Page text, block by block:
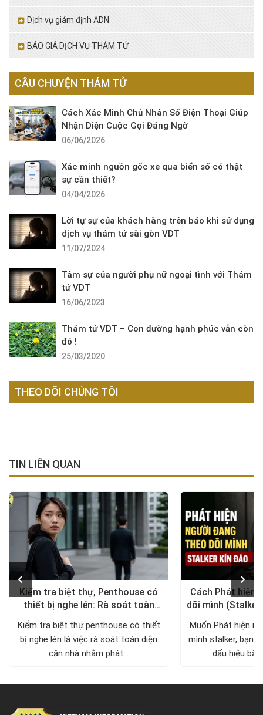
Dịch vụ giám định ADN
BÁO GIÁ DỊCH VỤ THÁM TỬ
CÂU CHUYỆN THÁM TỬ
Cách Xác Minh Chủ Nhân Số Điện Thoại Giúp
Nhận Diện Cuộc Gọi Đáng Ngờ
06/06/2026
Xác minh nguồn gốc xe qua biển số có thật
sự cần thiết?
04/04/2026
Lời tự sự của khách hàng trên báo khi sử dụng
dịch vụ thám tử sài gòn VDT
11/07/2024
Tâm sự của người phụ nữ ngoại tình với Thám
tử VDT
16/06/2023
Thám tử VDT – Con đường hạnh phúc vẫn còn
đó !
25/03/2020
THEO DÕI CHÚNG TÔI
TIN LIÊN QUAN
Kiểm tra biệt thự, Penthouse có
thiết bị nghe lén: Rà soát toàn
diện, trả lại không gian riêng tư
Kiểm tra biệt thự penthouse có thiết
bị nghe lén là việc rà soát toàn diện
căn nhà nhằm phát...
Cách Phát hiện
dõi mình
Muốn Phát hiện
mình stalker, bạn
dấu hiệu bất